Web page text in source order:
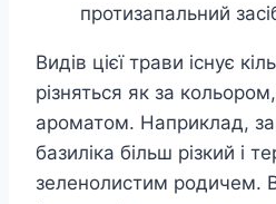
протизапальний
Видів цієї трави існує
різняться як за
ароматом. Наприклад,
базиліка більш різкий і
зеленолистим родичем.